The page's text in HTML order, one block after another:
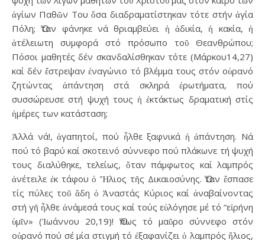
ἁγίων Παθῶν Του ὅσα διαδραματίστηκαν τότε στήν ἁγία
Πόλη; Ὅταν φάνηκε νά θριαμβεύει ἡ ἀδικία, ἡ κακία, ἡ
ἀτέλειωτη συμφορά στό πρόσωπο τοῦ Θεανθρώπου;
Πόσοι μαθητές δέν σκανδαλίσθηκαν τότε (Μάρκου14,27)
καί δέν ἔστρεψαν ἐναγώνιο τό βλέμμα τους στόν οὐρανό
ζητώντας ἀπάντηση στά σκληρά ἐρωτήματα, πού
συσσώρευσε στή ψυχή τους ἡ ἐκτάκτως δραματική στίς
ἡμέρες των κατάσταση;
Ἀλλά νά!, ἀγαπητοί, πού ἦλθε ξαφνικά ἡ ἀπάντηση. Νά
πού τό βαρύ καί σκοτεινό σύννεφο πού πλάκωνε τή ψυχή
τους διαλύθηκε, τελείως, ὅταν πάμφωτος καί λαμπρός
ἀνέτειλε ἐκ τάφου ὁ Ἥλιος τῆς Δικαιοσύνης. Ὅταν ἔσπασε
τίς πύλες τοῦ ἅδη ὁ Ἀναστάς Κύριος καί ἀναβαίνοντας
στή γῆ ἦλθε ἀνάμεσά τους καί τούς εὐλόγησε μέ τό “εἰρήνη
ὑμῖν» (Ἰωάννου 20,19)! Ὅπως τό μαῦρο σύννεφο στόν
οὐρανό πού σέ μία στιγμή τό ἐξαφανίζει ὁ λαμπρός ἥλιος,